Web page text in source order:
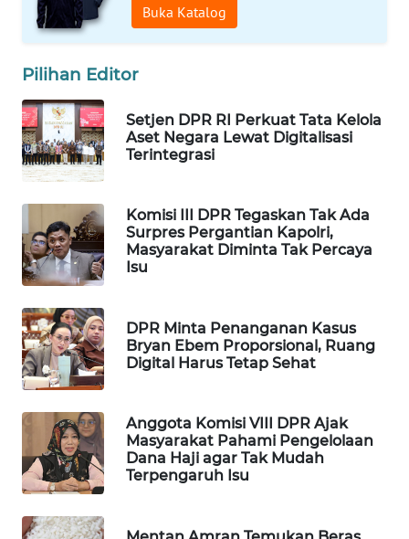
Buka Katalog
Pilihan Editor
Setjen DPR RI Perkuat Tata Kelola
Aset Negara Lewat Digitalisasi
Terintegrasi
Komisi III DPR Tegaskan Tak Ada
Surpres Pergantian Kapolri,
Masyarakat Diminta Tak Percaya
Isu
DPR Minta Penanganan Kasus
Bryan Ebem Proporsional, Ruang
Digital Harus Tetap Sehat
Anggota Komisi VIII DPR Ajak
Masyarakat Pahami Pengelolaan
Dana Haji agar Tak Mudah
Terpengaruh Isu
WAHANANEWS
CO ID
WAHANANEWS
NET
WAHANA
SPORT
WAHANA
UMKM
WAHANA
SELEB
WAHANA
PERSONA
WAHANA
OTOMOTIF
WAHANA